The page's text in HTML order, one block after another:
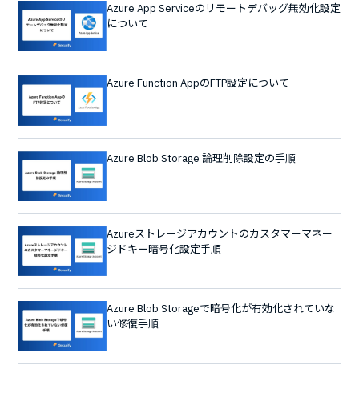
Azure App Serviceのリモートデバッグ無効化設定
について
Azure Function AppのFTP設定について
Azure Blob Storage 論理削除設定の手順
Azureストレージアカウントのカスタマーマネー
ジドキー暗号化設定手順
Azure Blob Storageで暗号化が有効化されていな
い修復手順